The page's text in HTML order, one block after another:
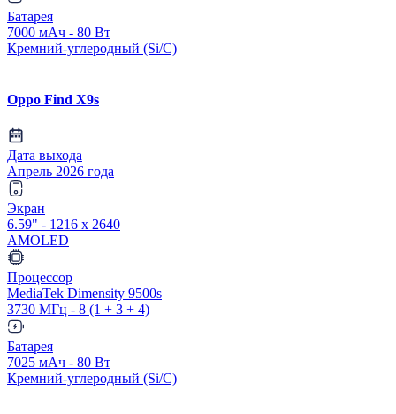
Батарея
7000 мАч - 80 Вт
Кремний-углеродный (Si/C)
Oppo Find X9s
Дата выхода
Апрель 2026 года
Экран
6.59" - 1216 x 2640
AMOLED
Процессор
MediaTek Dimensity 9500s
3730 МГц - 8 (1 + 3 + 4)
Батарея
7025 мАч - 80 Вт
Кремний-углеродный (Si/C)